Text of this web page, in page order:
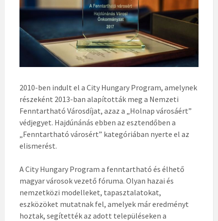
2010-ben indult el a City Hungary Program, amelynek
részeként 2013-ban alapították meg a Nemzeti
Fenntartható Városdíjat, azaz a „Holnap városáért”
védjegyet. Hajdúnánás ebben az esztendőben a
„Fenntartható városért” kategóriában nyerte el az
elismerést.
A City Hungary Program a fenntartható és élhető
magyar városok vezető fóruma. Olyan hazai és
nemzetközi modelleket, tapasztalatokat,
eszközöket mutatnak fel, amelyek már eredményt
hoztak, segítették az adott településeken a